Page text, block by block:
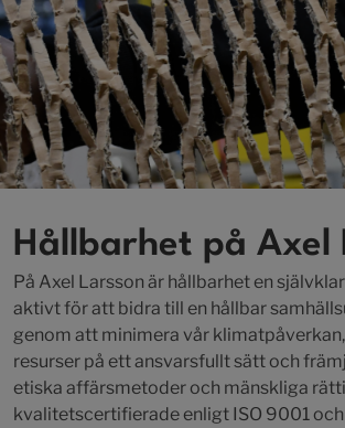
Hållbarhet på Axel
På Axel Larsson är hållbarhet en
aktivt för att bidra till en hållbar
genom att minimera vår
resurser på ett ansvarsfullt sätt och
etiska affärsmetoder och mänskliga
kvalitetscertifierade enligt ISO 9001 och